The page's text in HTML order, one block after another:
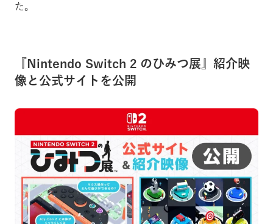
た。
『Nintendo Switch 2 のひみつ展』紹介映
像と公式サイトを公開